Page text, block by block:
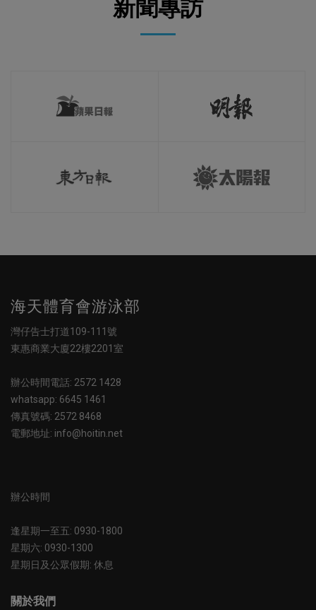
新聞專訪
海天體育會游泳部
灣仔告士打道109-111號
東惠商業大廈22樓2201室
辦公時間電話: 2572 1428
whatsapp: 6645 1461
傳真號碼: 2572 8468
電郵地址: info@hoitin.net
辦公時間
逢星期一至五: 0930-1800
星期六: 0930-1300
星期日及公眾假期: 休息
關於我們